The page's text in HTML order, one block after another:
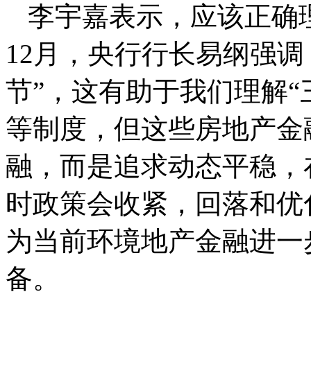
李宇嘉表示，应该正确
12月，央行行长易纲强
节”，这有助于我们理解
等制度，但这些房地产
融，而是追求动态平稳
时政策会收紧，回落和
为当前环境地产金融进
备。